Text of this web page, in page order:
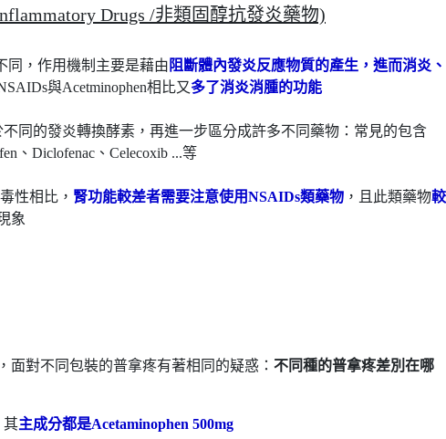
Drugs /非類固醇抗發炎藥物)
同，作用機制主要是藉由 阻斷體內發炎反應物質的產生，進而消炎
與Acetminophen相比又多了消炎消腫的功能
同的發炎轉換酵素，再進一步區分成許多不同藥物：常見的包含
、Diclofenac、Celecoxib ...等
性相比， 腎功能較差者需要注意使用NSAIDs類藥物 ，且此類藥物
象
面對不同包裝的普拿疼有著相同的疑惑： 不同種的普拿疼差別在哪
其主成分都是Acetaminophen 500mg